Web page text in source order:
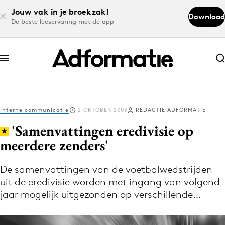
Jouw vak in je broekzak!
De beste leeservaring met de app
Download
Abonneer nu
Abonneer nu
Log in
Volg het laatste nieuws via de Adformatie
Nieuws app
Interne communicatie 2 OKTOBER 2003 REDACTIE ADFORMATIE
'Samenvattingen eredivisie op
meerdere zenders'
De samenvattingen van de voetbalwedstrijden
uit de eredivisie worden met ingang van volgend
jaar mogelijk uitgezonden op verschillende…